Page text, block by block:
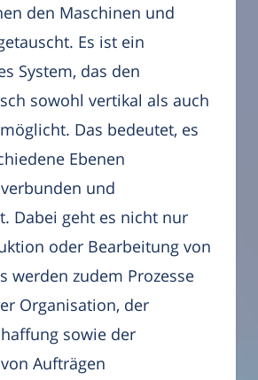
den Maschinen und
Es ist ein
System, das den
sowohl vertikal als auch
Das bedeutet, es
Ebenen
und
Dabei geht es nicht nur
oder Bearbeitung von
werden zudem Prozesse
Organisation, der
sowie der
Aufträgen